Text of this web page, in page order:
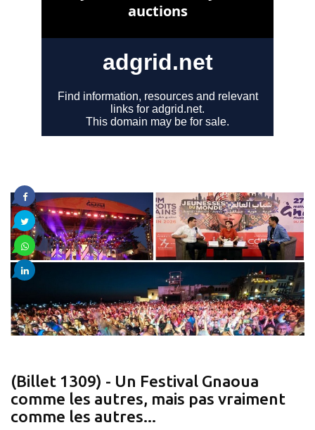
(Billet 1309) - Un Festival Gnaoua
comme les autres, mais pas vraiment
comme les autres...